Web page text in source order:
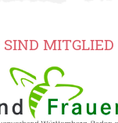
MITGLIED